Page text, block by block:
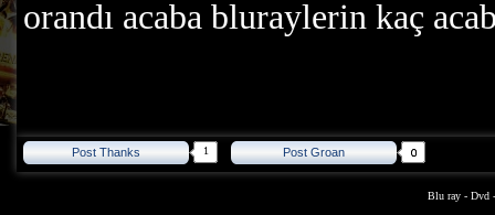
orandı acaba bluraylerin kaç
Post Thanks 1 Post Groan
Blu ray - Dvd